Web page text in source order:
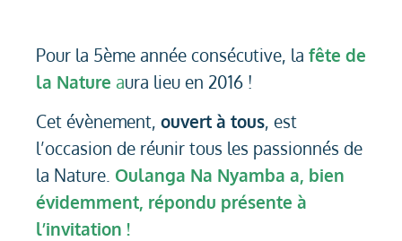
Pour la 5ème année consécutive, la fête de
la Nature aura lieu en 2016 !
Cet évènement, ouvert à tous, est
l’occasion de réunir tous les passionnés de
la Nature. Oulanga Na Nyamba a, bien
évidemment, répondu présente à
l’invitation !